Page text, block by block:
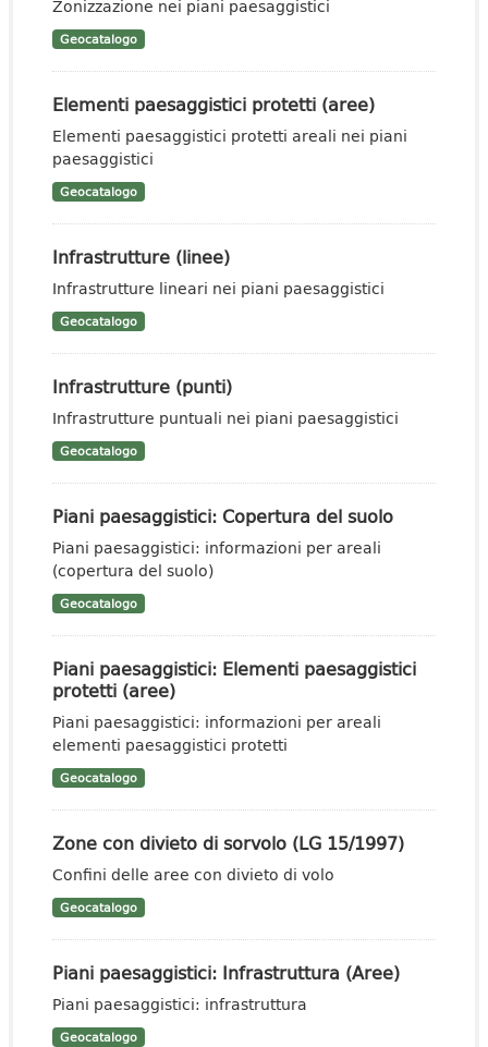
Zonizzazione nei piani paesaggistici
Geocatalogo
Elementi paesaggistici protetti (aree)
Elementi paesaggistici protetti areali nei piani
paesaggistici
Geocatalogo
Infrastrutture (linee)
Infrastrutture lineari nei piani paesaggistici
Geocatalogo
Infrastrutture (punti)
Infrastrutture puntuali nei piani paesaggistici
Geocatalogo
Piani paesaggistici: Copertura del suolo
Piani paesaggistici: informazioni per areali
(copertura del suolo)
Geocatalogo
Piani paesaggistici: Elementi paesaggistici
protetti (aree)
Piani paesaggistici: informazioni per areali
elementi paesaggistici protetti
Geocatalogo
Zone con divieto di sorvolo (LG 15/1997)
Confini delle aree con divieto di volo
Geocatalogo
Piani paesaggistici: Infrastruttura (Aree)
Piani paesaggistici: infrastruttura
Geocatalogo